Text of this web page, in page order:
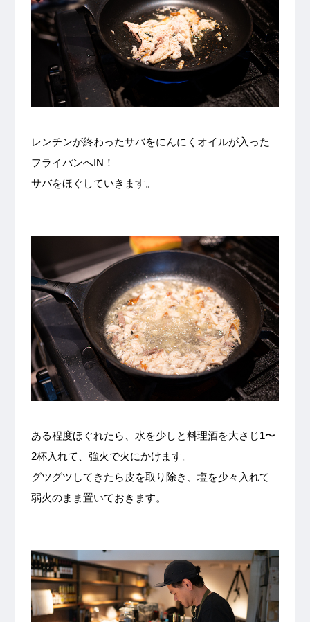
レンチンが終わったサバをにんにくオイルが入った
フライパンへIN！
サバをほぐしていきます。
ある程度ほぐれたら、水を少しと料理酒を大さじ1〜
2杯入れて、強火で火にかけます。
グツグツしてきたら皮を取り除き、塩を少々入れて
弱火のまま置いておきます。